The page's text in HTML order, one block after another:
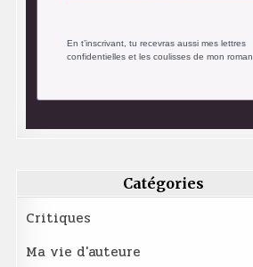
En t’inscrivant, tu recevras aussi mes lettres
confidentielles et les coulisses de mon roman
Catégories
Critiques
Ma vie d'auteure